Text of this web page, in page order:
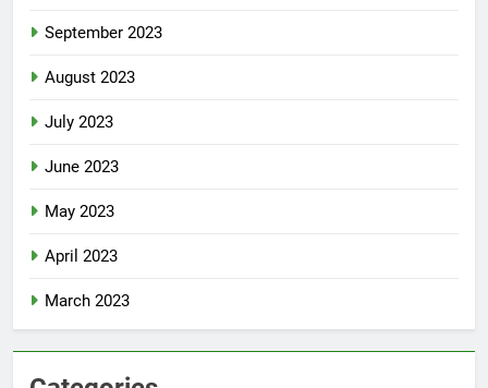
September 2023
August 2023
July 2023
June 2023
May 2023
April 2023
March 2023